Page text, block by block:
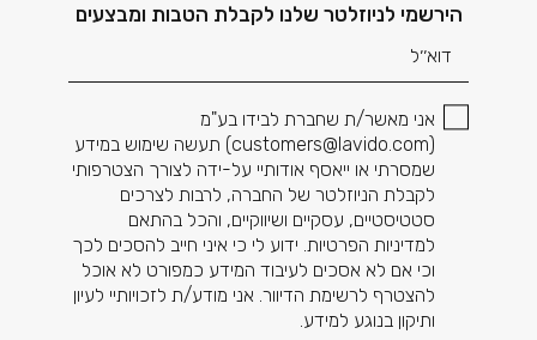
הירשמי לניוזלטר שלנו לקבלת הטבות ומבצעים
דוא׳׳ל
אני מאשר/ת שחברת לבידו בע"מ
(
customers@lavido.com) תעשה שימוש במידע
שמסרתי או ייאסף אודותיי על-ידה לצורך הצטרפותי
לקבלת הניוזלטר של החברה, לרבות לצרכים
סטטיסטיים, עסקיים ושיווקיים, והכל בהתאם
למדיניות הפרטיות. ידוע לי כי איני חייב להסכים לכך
וכי אם לא אסכים לעיבוד המידע כמפורט לא אוכל
להצטרף לרשימת הדיוור. אני מודע/ת לזכויותיי לעיון
ותיקון בנוגע למידע.